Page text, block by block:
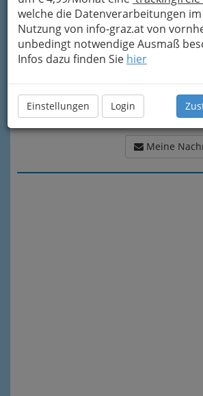
welche die Datenverarbeitungen
Nutzung von info-graz.at von
unbedingt notwendige Ausmaß
Infos dazu finden Sie hier
Einstellungen Login
Meine